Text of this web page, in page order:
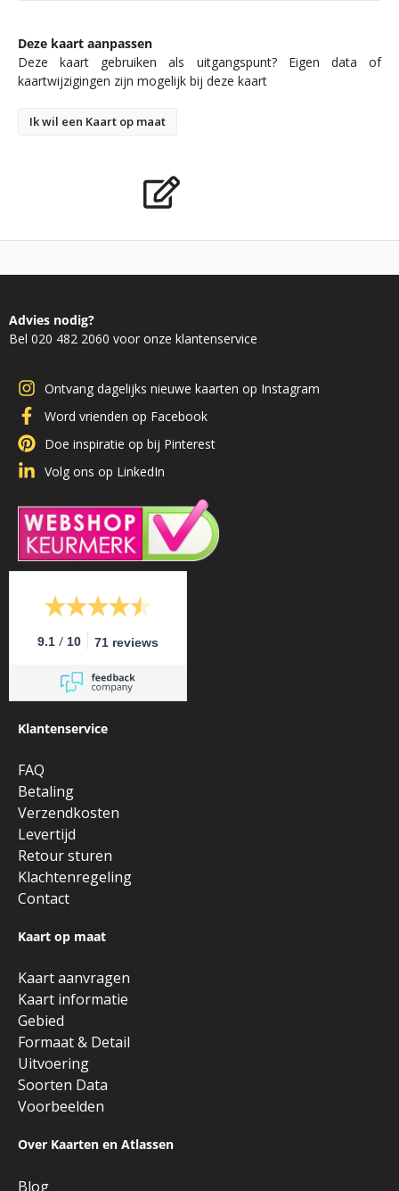
Deze kaart aanpassen
Deze kaart gebruiken als uitgangspunt? Eigen data of
kaartwijzigingen zijn mogelijk bij deze kaart
Ik wil een Kaart op maat
Advies nodig?
Bel 020 482 2060 voor onze klantenservice
Ontvang dagelijks nieuwe kaarten op Instagram
Word vrienden op Facebook
Doe inspiratie op bij Pinterest
Volg ons op LinkedIn
9.1 / 10 71 reviews
Klantenservice
FAQ
Betaling
Verzendkosten
Levertijd
Retour sturen
Klachtenregeling
Contact
Kaart op maat
Kaart aanvragen
Kaart informatie
Gebied
Formaat & Detail
Uitvoering
Soorten Data
Voorbeelden
Over Kaarten en Atlassen
Blog